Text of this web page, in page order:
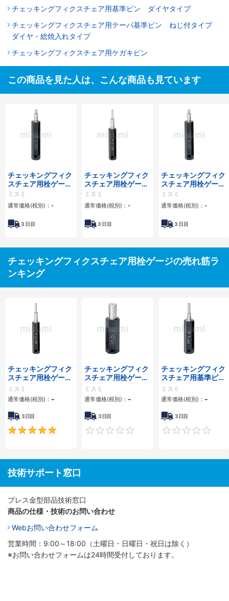
チェッキングフィクスチェア用基準ピン ダイヤタイプ
チェッキングフィクスチェア用テーパ基準ピン ねじ付タイプ
ダイヤ・総焼入れタイプ
チェッキングフィクスチェア用ケガキピン
この商品を見た人は、こんな商品も見ています
チェッキングフィク
スチェア用栓ゲー
ジ 段付・ゲージ長
さ指定 二段目S寸
h7タイプ
ミスミ
通常価格(税別)： -
3 日目
チェッキングフィク
スチェア用栓ゲー
ジ 段付・ゲージ長
さ固定 先端S寸h7
タイプ
ミスミ
通常価格(税別)： -
3 日目
チェッキングフィク
スチェア用栓ゲー
ジ 段付・ゲージ長
さ指定 先端S寸h7
タイプ
ミスミ
通常価格(税別)： -
3 日目
チェッキングフィクスチェア用栓ゲージの売れ筋ラ
ンキング
チェッキングフィク
スチェア用栓ゲー
ジ 段付・ゲージ長
さ固定 先端S寸h7
タイプ
ミスミ
通常価格(税別)： -
3日目
5
チェッキングフィク
スチェア用栓ゲー
ジ ストレートタイ
プ
ミスミ
通常価格(税別)： -
3日目
0
チェッキングフィク
スチェア用基準ピ
ン 丸タイプ
ミスミ
通常価格(税別)： -
3日目
技術サポート窓口
プレス金型部品技術窓口
商品の仕様・技術のお問い合わせ
Webお問い合わせフォーム
営業時間：9:00～18:00（土曜日・日曜日・祝日は除く）
※お問い合わせフォームは24時間受付しております。